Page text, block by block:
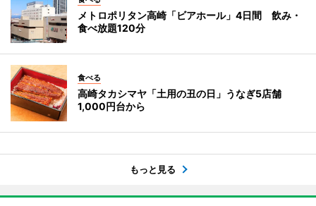
メトロポリタン高崎「ビアホール」4日間 飲み・
食べ放題120分
食べる
高崎タカシマヤ「土用の丑の日」うなぎ5店舗
1,000円台から
もっと見る